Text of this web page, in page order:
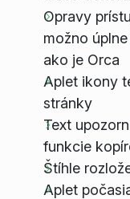
Opravy
možno
ako je Orca
Aplet ikony
stránky
Text
funkcie
Štíhle
Aplet